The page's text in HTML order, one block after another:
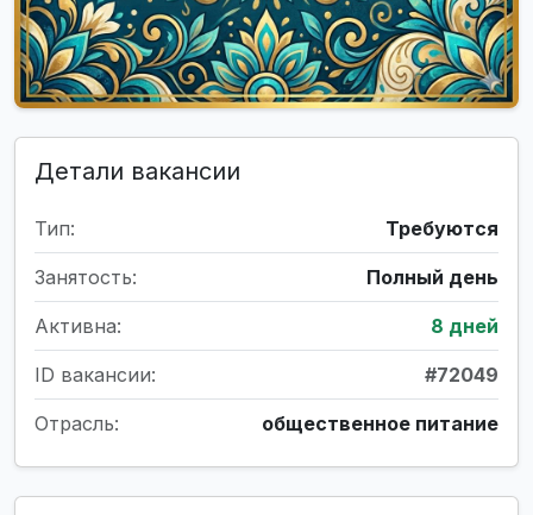
Детали вакансии
Тип: Требуются
Занятость: Полный день
Активна: 8 дней
ID вакансии: #72049
Отрасль: общественное питание